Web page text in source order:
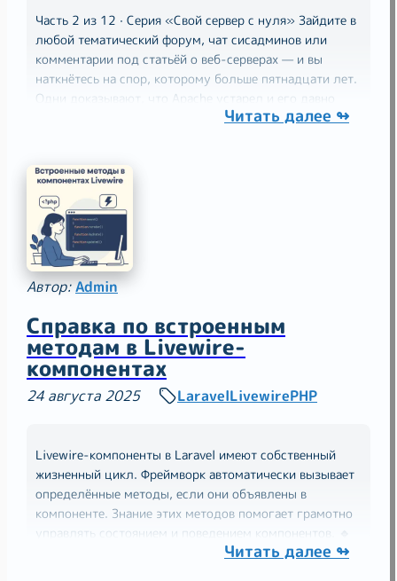
Часть 2 из 12 · Серия «Свой сервер с нуля» Зайдите в
любой тематический форум, чат сисадминов или
комментарии под статьёй о веб-серверах — и вы
наткнётесь на спор, которому больше пятнадцати лет.
Одни доказывают, что Apache устарел и его давно
пора на пенсию. Другие — что nginx переоценён, а
Читать далее ↬
Автор:Admin
Справка по встроенным
методам в Livewire-
компонентах
24 августа 2025 LaravelLivewirePHP
Livewire-компоненты в Laravel имеют собственный
жизненный цикл. Фреймворк автоматически вызывает
определённые методы, если они объявлены в
компоненте. Знание этих методов помогает грамотно
управлять состоянием и поведением компонентов. 🔹
mount() Когда вызывается: Один раз приЧитать далее ↬